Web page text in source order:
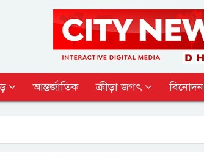
আন্তর্জাতিক ক্রীড়া জগৎ বিনোদন